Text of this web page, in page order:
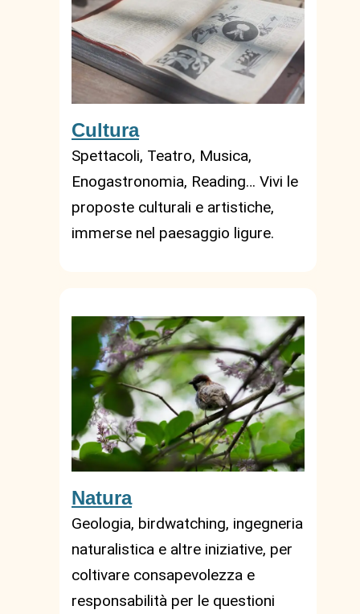
Cultura
Spettacoli, Teatro, Musica,
Enogastronomia, Reading… Vivi le
proposte culturali e artistiche,
immerse nel paesaggio ligure.
Natura
Geologia, birdwatching, ingegneria
naturalistica e altre iniziative, per
coltivare consapevolezza e
responsabilità per le questioni